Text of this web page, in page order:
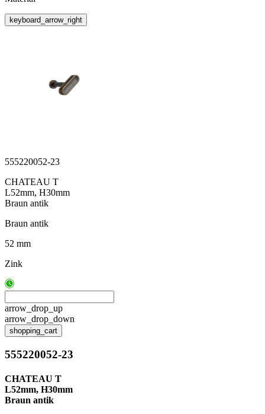
keyboard_arrow_right
555220052-23
CHATEAU T
L52mm, H30mm
Braun antik
Braun antik
52 mm
Zink
arrow_drop_up
arrow_drop_down
shopping_cart
555220052-23
CHATEAU T
L52mm, H30mm
Braun antik